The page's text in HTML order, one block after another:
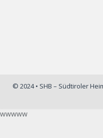
© 2024 • SHB – Südtiroler
wwwww